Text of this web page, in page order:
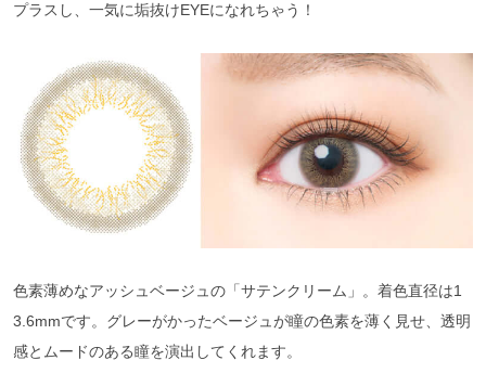
プラスし、一気に垢抜けEYEになれちゃう！
色素薄めなアッシュベージュの「サテンクリーム」。着色直径は1
3.6mmです。グレーがかったベージュが瞳の色素を薄く見せ、透明
感とムードのある瞳を演出してくれます。